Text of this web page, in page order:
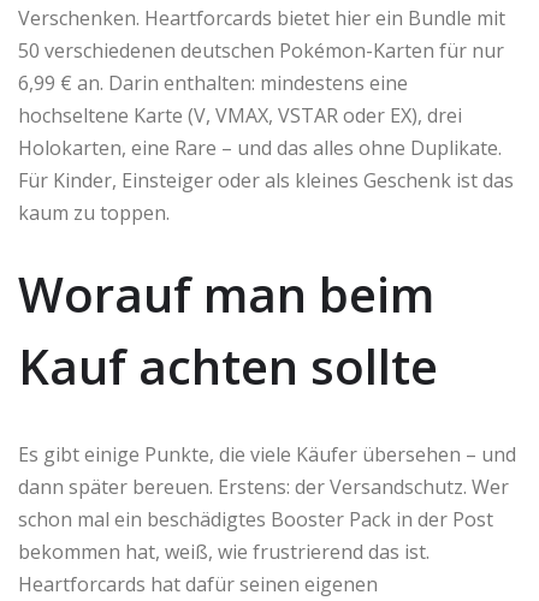
Verschenken. Heartforcards bietet hier ein Bundle mit
50 verschiedenen deutschen Pokémon-Karten für nur
6,99 € an. Darin enthalten: mindestens eine
hochseltene Karte (V, VMAX, VSTAR oder EX), drei
Holokarten, eine Rare – und das alles ohne Duplikate.
Für Kinder, Einsteiger oder als kleines Geschenk ist das
kaum zu toppen.
Worauf man beim
Kauf achten sollte
Es gibt einige Punkte, die viele Käufer übersehen – und
dann später bereuen. Erstens: der Versandschutz. Wer
schon mal ein beschädigtes Booster Pack in der Post
bekommen hat, weiß, wie frustrierend das ist.
Heartforcards hat dafür seinen eigenen